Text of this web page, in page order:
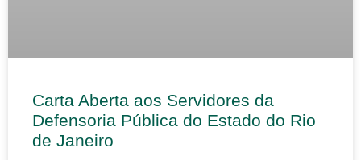
Carta Aberta aos Servidores da
Defensoria Pública do Estado do Rio
de Janeiro